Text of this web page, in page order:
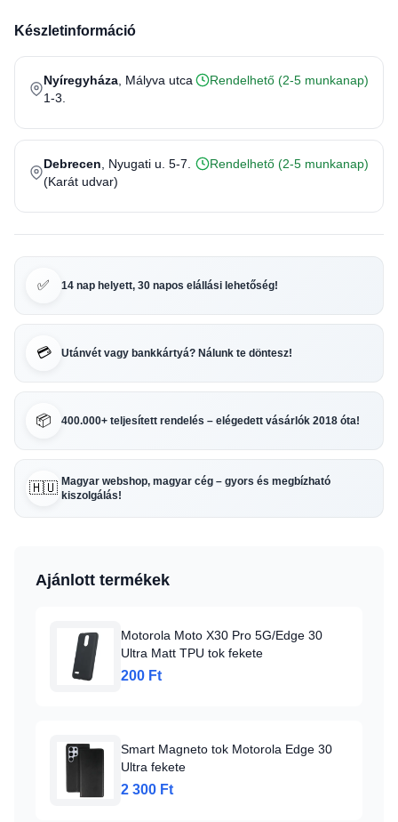
Készletinformáció
Nyíregyháza , Mályva utca
1-3.
Rendelhető (2-5 munkanap)
Debrecen , Nyugati u. 5-7.
(Karát udvar)
Rendelhető (2-5 munkanap)
✅ 14 nap helyett, 30 napos elállási lehetőség!
💳 Utánvét vagy bankkártyá? Nálunk te döntesz!
📦 400.000+ teljesített rendelés – elégedett vásárlók 2018 óta!
🇭🇺 Magyar webshop, magyar cég – gyors és megbízható
kiszolgálás!
Ajánlott termékek
Motorola Moto X30 Pro 5G/Edge 30
Ultra Matt TPU tok fekete
200 Ft
Smart Magneto tok Motorola Edge 30
Ultra fekete
2 300 Ft